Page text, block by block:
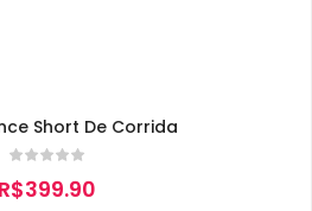
Short De Corrida
R$399.90